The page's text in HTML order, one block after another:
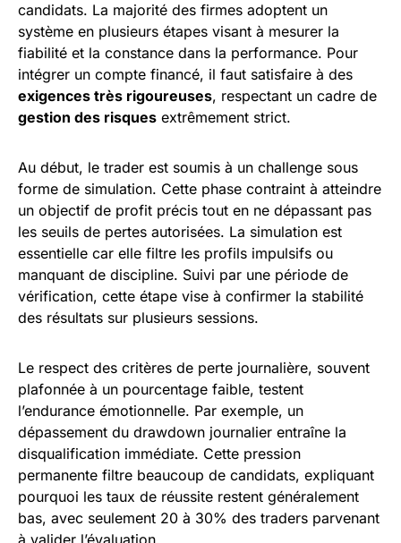
candidats. La majorité des firmes adoptent un
système en plusieurs étapes visant à mesurer la
fiabilité et la constance dans la performance. Pour
intégrer un compte financé, il faut satisfaire à des
exigences très rigoureuses, respectant un cadre de
gestion des risques extrêmement strict.
Au début, le trader est soumis à un challenge sous
forme de simulation. Cette phase contraint à atteindre
un objectif de profit précis tout en ne dépassant pas
les seuils de pertes autorisées. La simulation est
essentielle car elle filtre les profils impulsifs ou
manquant de discipline. Suivi par une période de
vérification, cette étape vise à confirmer la stabilité
des résultats sur plusieurs sessions.
Le respect des critères de perte journalière, souvent
plafonnée à un pourcentage faible, testent
l’endurance émotionnelle. Par exemple, un
dépassement du drawdown journalier entraîne la
disqualification immédiate. Cette pression
permanente filtre beaucoup de candidats, expliquant
pourquoi les taux de réussite restent généralement
bas, avec seulement 20 à 30% des traders parvenant